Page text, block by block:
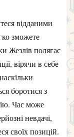
відданими
зможете
Жезлів полягає
вірячи в себе
боротися з
Час може
невдачі,
своїх позицій.